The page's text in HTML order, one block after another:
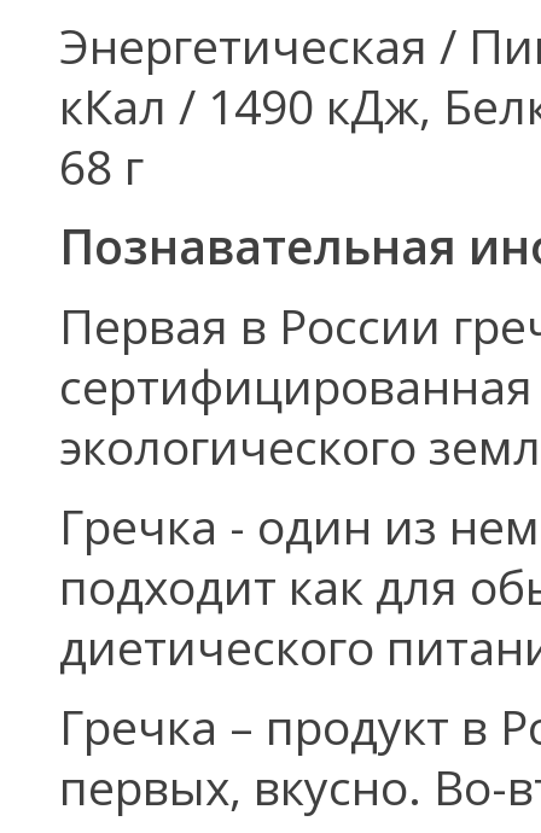
Энергетическая /
кКал / 1490 кДж,
68 г
Познавательная
Первая в России
экологического
Гречка - один из
подходит как для
диетического
Гречка – продукт в
первых, вкусно. Во-